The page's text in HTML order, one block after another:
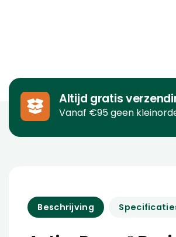
Altijd gratis
Vanaf €95 geen
Beschrijving